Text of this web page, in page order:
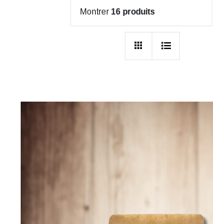
Montrer 16 produits